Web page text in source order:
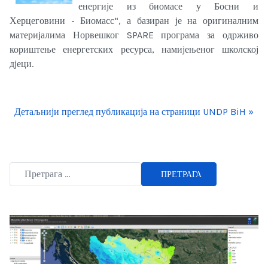
енергије из биомасе у Босни и
Херцеговини - Биомасс“, а базиран је на оригиналним
материјалима Норвешког SPARE програма за одрживо
кориштење енергетских ресурса, намијењеног школској
дјеци.
Детаљнији преглед публикација на страници UNDP BiH »
ПРЕТРАГА